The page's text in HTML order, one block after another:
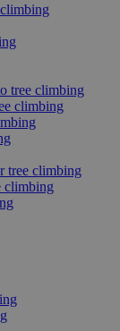
tree climbing
climbing
tree climbing
climbing